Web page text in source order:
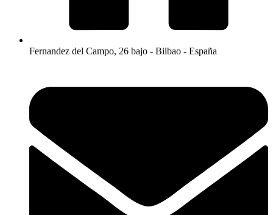
Fernandez del Campo, 26 bajo - Bilbao - España